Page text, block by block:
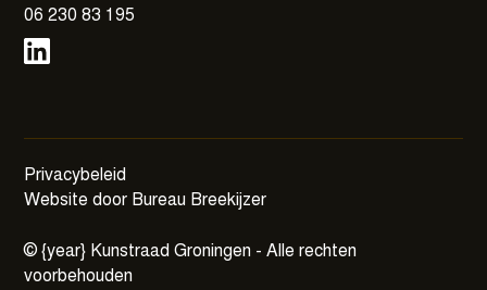
06 230 83 195
©{year} Kunstraad Groningen - Alle rechten
voorbehouden
Privacybeleid
Website door Bureau Breekijzer